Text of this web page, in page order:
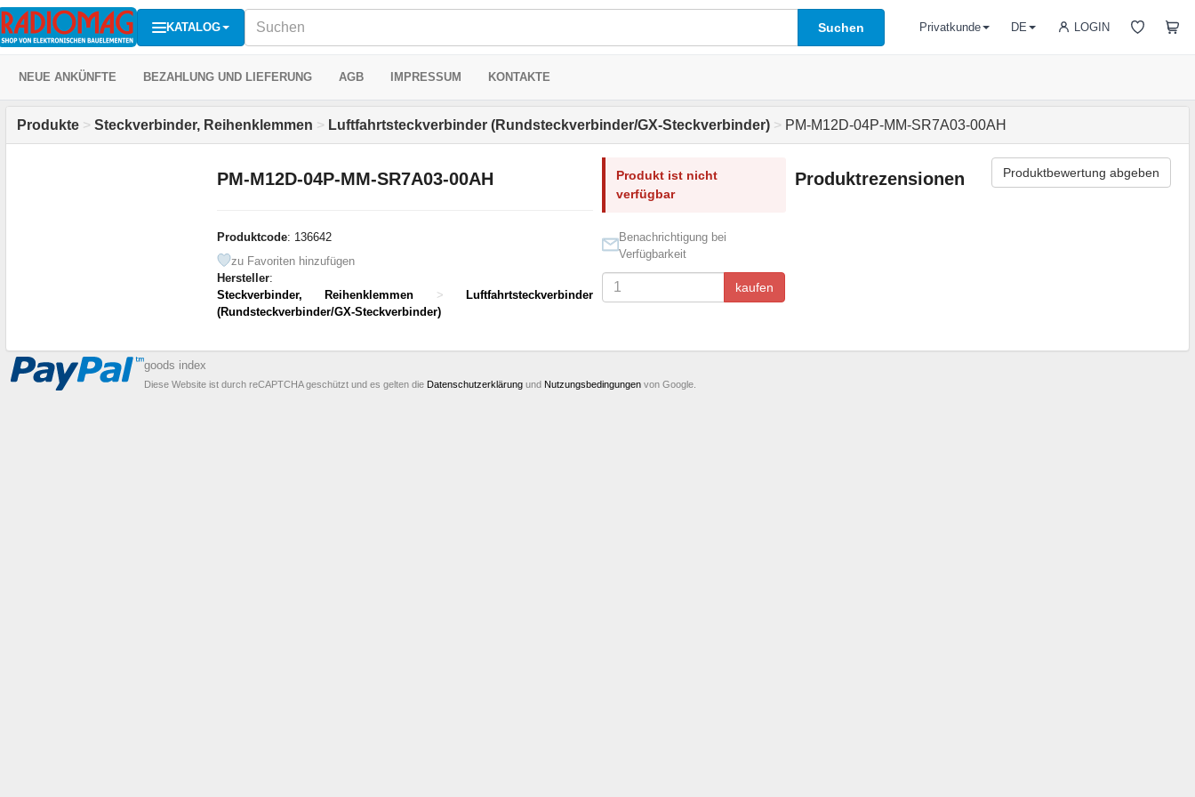
KATALOG Suchen LOGIN
Privatkunde DE
NEUE ANKÜNFTE BEZAHLUNG UND LIEFERUNG AGB IMPRESSUM KONTAKTE
Produkte > Steckverbinder, Reihenklemmen > Luftfahrtsteckverbinder (Rundsteckverbinder/GX-Steckverbinder) > PM-M12D-04P-MM-SR7A03-00AH
PM-M12D-04P-MM-SR7A03-00AH
Produktcode: 136642
zu Favoriten hinzufügen
Hersteller:
Steckverbinder, Reihenklemmen
>
Luftfahrtsteckverbinder
(Rundsteckverbinder/GX-Steckverbinder)
Produkt ist nicht
verfügbar
Benachrichtigung bei
Verfügbarkeit
kaufen
Produktrezensionen Produktbewertung abgeben
goods index
Diese Website ist durch reCAPTCHA geschützt und es gelten die Datenschutzerklärung und Nutzungsbedingungen von Google.